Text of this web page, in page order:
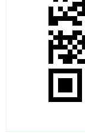
期指IC0